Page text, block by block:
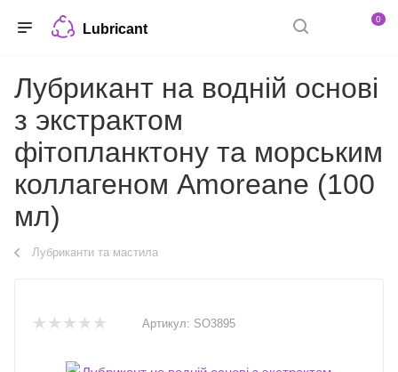
Lubricant
0
Лубрикант на водній основі
з экстрактом
фітопланктону та морським
коллагеном Amoreane (100
мл)
Лубриканти та мастила
Артикул: SO3895